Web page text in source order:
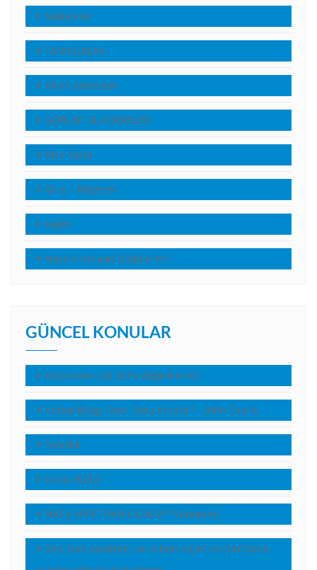
Makaleler
TANIKLIKLAR
Kilise Adresleri
GÖRÜNTÜLÜ DERSLER
Bize Yazın
Giriş – Register
Login
Nasıl Hristiyan Olabilirim?
GÜNCEL KONULAR
Kuşlardan çok daha değerlisiniz!
Kutsal Kitap Tanrı Sözü müdür? – John Calvin
Tanıklık
LUKA İNCİLİ
NASIL HRİSTİYAN OLDUM? *(Anonim)
Seni ben yarattım, sana ben biçim verdim.Sana